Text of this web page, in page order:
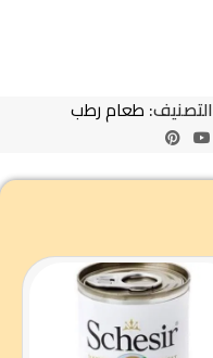
التصنيف: طعام رطب